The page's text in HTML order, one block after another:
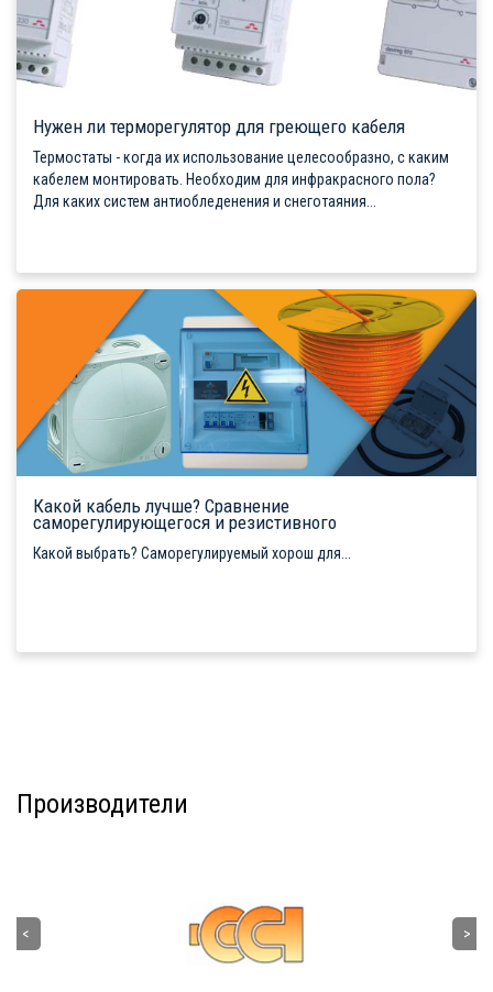
Нужен ли терморегулятор для греющего кабеля
Термостаты - когда их использование целесообразно, с каким
кабелем монтировать. Необходим для инфракрасного пола?
Для каких систем антиобледенения и снеготаяния...
Какой кабель лучше? Сравнение
саморегулирующегося и резистивного
Какой выбрать? Саморегулируемый хорош для...
Производители